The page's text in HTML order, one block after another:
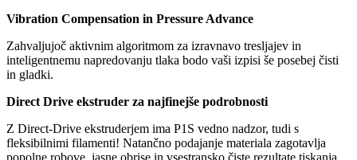
Vibration Compensation in Pressure Advance
Zahvaljujoč aktivnim algoritmom za izravnavo tresljajev in
inteligentnemu napredovanju tlaka bodo vaši izpisi še posebej čisti
in gladki.
Direct Drive ekstruder za najfinejše podrobnosti
Z Direct-Drive ekstruderjem ima P1S vedno nadzor, tudi s
fleksibilnimi filamenti! Natančno podajanje materiala zagotavlja
popolne robove, jasne obrise in vsestransko čiste rezultate tiskanja.